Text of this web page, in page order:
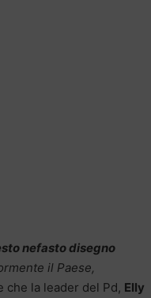
nefasto disegno
il Paese,
che la leader del Pd, Elly